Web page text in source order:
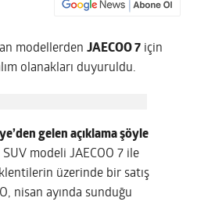
modellerdenJAECOO 7 için
olanakları duyuruldu.
gelen açıklama şöyle
modeli JAECOO 7 ile
üzerinde bir satış
nisan ayında sunduğu